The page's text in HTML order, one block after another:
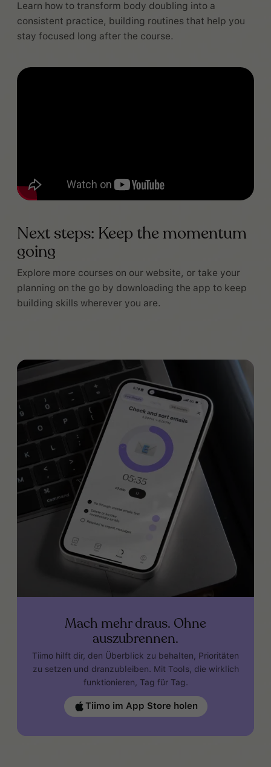
Learn how to transform body doubling into a
consistent practice, building routines that help you
stay focused long after the course.
Next steps: Keep the momentum
going
Explore more courses on our website, or take your
planning on the go by downloading the app to keep
building skills wherever you are.
Mach mehr draus. Ohne
auszubrennen.
Tiimo hilft dir, den Überblick zu behalten, Prioritäten
zu setzen und dranzubleiben. Mit Tools, die wirklich
funktionieren, Tag für Tag.
Tiimo im App Store holen